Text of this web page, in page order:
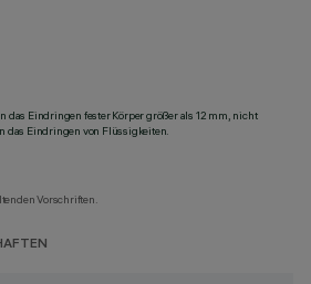
das Eindringen fester Körper größer als 12 mm, nicht
das Eindringen von Flüssigkeiten.
Vorschriften.